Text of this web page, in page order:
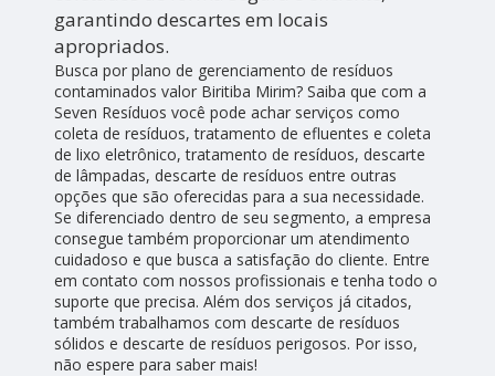
garantindo descartes em locais
apropriados.
Busca por plano de gerenciamento de resíduos
contaminados valor Biritiba Mirim? Saiba que com a
Seven Resíduos você pode achar serviços como
coleta de resíduos, tratamento de efluentes e coleta
de lixo eletrônico, tratamento de resíduos, descarte
de lâmpadas, descarte de resíduos entre outras
opções que são oferecidas para a sua necessidade.
Se diferenciado dentro de seu segmento, a empresa
consegue também proporcionar um atendimento
cuidadoso e que busca a satisfação do cliente. Entre
em contato com nossos profissionais e tenha todo o
suporte que precisa. Além dos serviços já citados,
também trabalhamos com descarte de resíduos
sólidos e descarte de resíduos perigosos. Por isso,
não espere para saber mais!